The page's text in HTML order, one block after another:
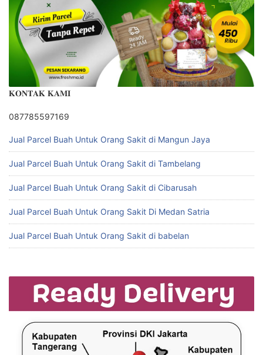
𝐊𝐎𝐍𝐓𝐀𝐊 𝐊𝐀𝐌𝐈
087785597169
Jual Parcel Buah Untuk Orang Sakit di Mangun Jaya
Jual Parcel Buah Untuk Orang Sakit di Tambelang
Jual Parcel Buah Untuk Orang Sakit di Cibarusah
Jual Parcel Buah Untuk Orang Sakit Di Medan Satria
Jual Parcel Buah Untuk Orang Sakit di babelan